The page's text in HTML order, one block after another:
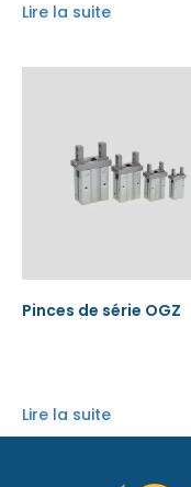
Lire la suite
Pinces de série OGZ
Lire la suite